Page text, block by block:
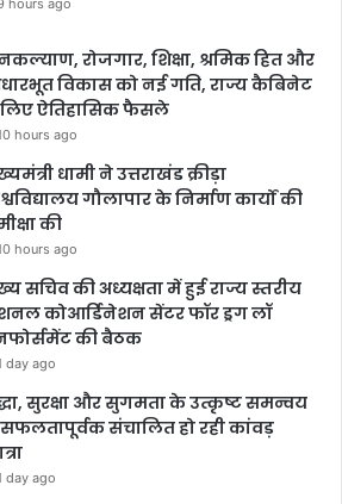
hours ago
रोजगार, शिक्षा, श्रमिक हित और
विकास को नई गति, राज्य कैबिनेट
ऐतिहासिक फैसले
hours ago
धामी ने उत्तराखंड क्रीड़ा
गौलापार के निर्माण कार्यों की
की
hours ago
सचिव की अध्यक्षता में हुई राज्य स्तरीय
कोआर्डिनेशन सेंटर फॉर ड्रग लॉ
की बैठक
day ago
सुरक्षा और सुगमता के उत्कृष्ट समन्वय
संचालित हो रही कांवड़
day ago